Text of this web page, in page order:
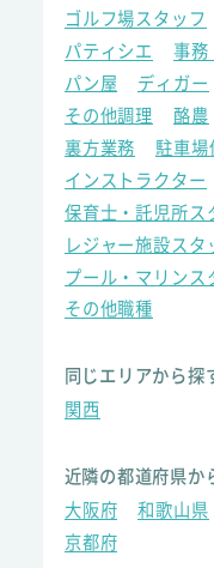
ゴルフ場スタッフ
パティシエ
事務
パン屋
ディガー
その他調理
酪農
裏方業務
駐車場
インストラクター
保育士・託児所ス
レジャー施設スタ
プール・マリンス
その他職種
同じエリアから探
関西
近隣の都道府県か
大阪府
和歌山県
京都府